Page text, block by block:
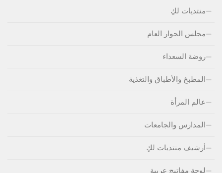
منتديات لكِ
مجلس الحوار العام
روضة السعداء
المطبخ والأطباق والتغذية
عالم المرأة
المدارس والجامعات
أرشيف منتديات لكِ
لوحة مفاتيج عربية